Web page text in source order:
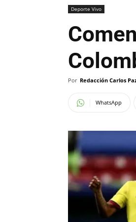
Deporte Vivo
Por Redacción Carlos
WhatsApp